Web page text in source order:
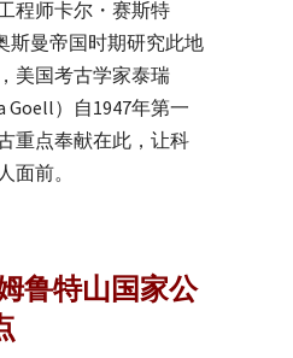
程师卡尔・赛斯特
斯曼帝国时期研究此地
美国考古学家泰瑞
Goell）自1947年第一
重点奉献在此，让科
面前。
鲁特山国家公